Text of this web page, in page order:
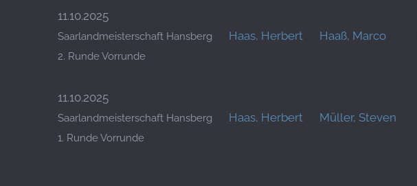
11.10.2025
Saarlandmeisterschaft Hansberg
2. Runde Vorrunde
Haas, Herbert Haaß, Marco
11.10.2025
Saarlandmeisterschaft Hansberg
1. Runde Vorrunde
Haas, Herbert Müller, Steven